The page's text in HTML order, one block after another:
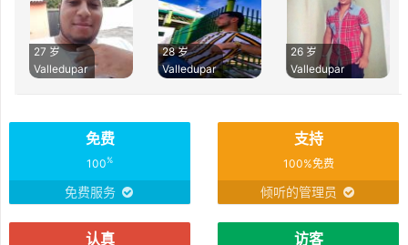
27 岁
Valledupar
28 岁
Valledupar
26 岁
Valledupar
免费
100%
免费服务
支持
100%免费
倾听的管理员
认真 访客